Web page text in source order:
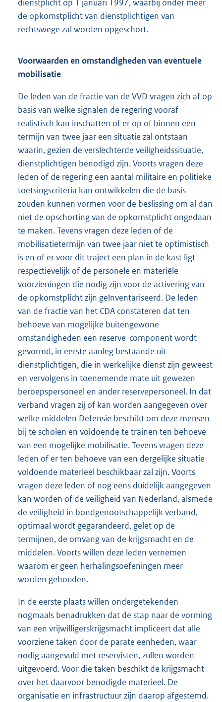
dienstplicht op 1 januari 1997, waarbij onder meer
de opkomstplicht van dienstplichtigen van
rechtswege zal worden opgeschort.
Voorwaarden en omstandigheden van eventuele
mobilisatie
De leden van de fractie van de VVD vragen zich af op
basis van welke signalen de regering vooraf
realistisch kan inschatten of er op of binnen een
termijn van twee jaar een situatie zal ontstaan
waarin, gezien de verslechterde veiligheidssituatie,
dienstplichtigen benodigd zijn. Voorts vragen deze
leden of de regering een aantal militaire en politieke
toetsingscriteria kan ontwikkelen die de basis
zouden kunnen vormen voor de beslissing om al dan
niet de opschorting van de opkomstplicht ongedaan
te maken. Tevens vragen deze leden of de
mobilisatietermijn van twee jaar niet te optimistisch
is en of er voor dit traject een plan in de kast ligt
respectievelijk of de personele en materiële
voorzieningen die nodig zijn voor de activering van
de opkomstplicht zijn geïnventariseerd. De leden
van de fractie van het CDA constateren dat ten
behoeve van mogelijke buitengewone
omstandigheden een reserve-component wordt
gevormd, in eerste aanleg bestaande uit
dienstplichtigen, die in werkelijke dienst zijn geweest
en vervolgens in toenemende mate uit gewezen
beroepspersoneel en ander reservepersoneel. In dat
verband vragen zij of kan worden aangegeven over
welke middelen Defensie beschikt om deze mensen
bij te scholen en voldoende te trainen ten behoeve
van een mogelijke mobilisatie. Tevens vragen deze
leden of er ten behoeve van een dergelijke situatie
voldoende materieel beschikbaar zal zijn. Voorts
vragen deze leden of nog eens duidelijk aangegeven
kan worden of de veiligheid van Nederland, alsmede
de veiligheid in bondgenootschappelijk verband,
optimaal wordt gegarandeerd, gelet op de
termijnen, de omvang van de krijgsmacht en de
middelen. Voorts willen deze leden vernemen
waarom er geen herhalingsoefeningen meer
worden gehouden.
In de eerste plaats willen ondergetekenden
nogmaals benadrukken dat de stap naar de vorming
van een vrijwilligerskrijgsmacht impliceert dat alle
voorziene taken door de parate eenheden, waar
nodig aangevuld met reservisten, zullen worden
uitgevoerd. Voor die taken beschikt de krijgsmacht
over het daarvoor benodigde materieel. De
organisatie en infrastructuur zijn daarop afgestemd.